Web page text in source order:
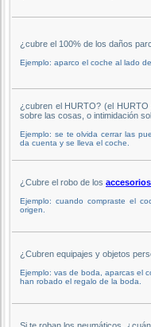
¿cubre el 100% de los daños
Ejemplo: aparco el coche al lado
¿cubren el HURTO? (el
sobre las cosas, o intimidación
Ejemplo: se te olvida cerrar las
da cuenta y se lleva el coche.
¿Cubre el robo de los
Ejemplo: cuando compraste el
origen.
¿Cubren equipajes y objetos
Ejemplo: vas de boda, aparcas el
han robado el regalo de la boda.